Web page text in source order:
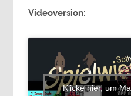
Videoversion:
Klicke hier, um